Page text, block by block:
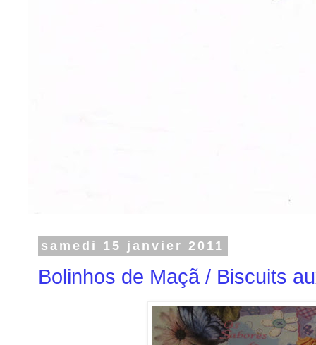
samedi 15 janvier 2011
Bolinhos de Maçã / Biscuits